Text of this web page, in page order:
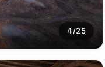
4/25